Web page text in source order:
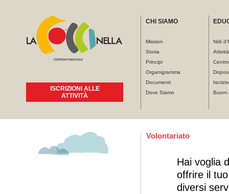
ISCRIZIONI ALLE
ATTIVITÀ
CHI SIAMO
Mission
Storia
Principi
Organigramma
Documenti
Dove Siamo
Nidi
Buoni
Tu sei qui
Volontariato
Hai voglia
offrire il
diversi